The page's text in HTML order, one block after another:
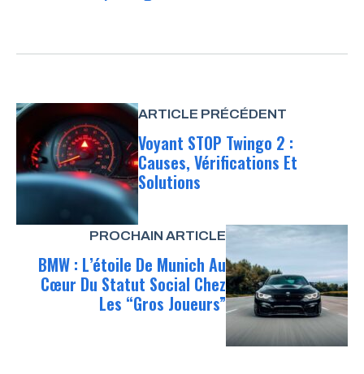
ARTICLE PRÉCÉDENT
Voyant STOP Twingo 2 :
Causes, Vérifications Et
Solutions
PROCHAIN ARTICLE
BMW : L’étoile De Munich Au
Cœur Du Statut Social Chez
Les “gros Joueurs”